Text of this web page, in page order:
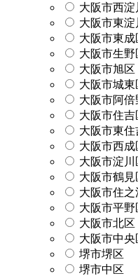
大阪市西淀
大阪市東淀
大阪市東成
大阪市生野
大阪市旭区
大阪市城東
大阪市阿倍
大阪市住吉
大阪市東住
大阪市西成
大阪市淀川
大阪市鶴見
大阪市住之
大阪市平野
大阪市北区
大阪市中央
堺市堺区
堺市中区